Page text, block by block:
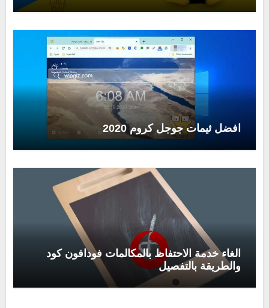
افضل ثيمات جوجل كروم 2020
الغاء خدمة الاحتفاظ بالمكالمات فودافون كود
والطريقة بالتفصيل